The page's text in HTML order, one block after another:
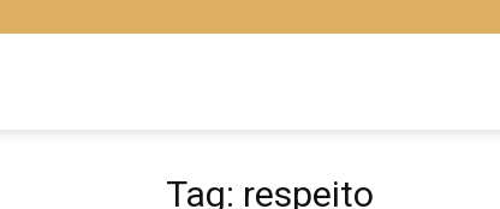
Tag: respeito